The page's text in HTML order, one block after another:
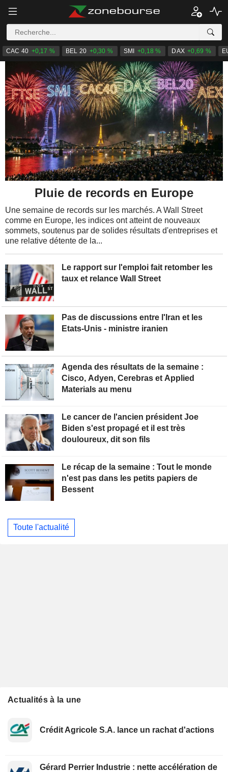
CAC 40 +0,17 % BEL 20 +0,30 % SMI +0,18 % DAX +0,69 %
Le rapport sur l'emploi fait retomber les
taux et relance Wall Street
Pas de discussions entre l'Iran et les
Etats-Unis - ministre iranien
Pluie de records en Europe
Une semaine de records sur les marchés. A Wall Street
comme en Europe, les indices ont atteint de nouveaux
sommets, soutenus par de solides résultats d'entreprises et
une relative détente de la...
Agenda des résultats de la semaine :
Cisco, Adyen, Cerebras et Applied
Materials au menu
Le cancer de l'ancien président Joe
Biden s'est propagé et il est très
douloureux, dit son fils
Le récap de la semaine : Tout le monde
n'est pas dans les petits papiers de
Bessent
Toute l'actualité
Actualités à la une
Crédit Agricole S.A. lance un rachat d'actions
Gérard Perrier Industrie : nette accélération de